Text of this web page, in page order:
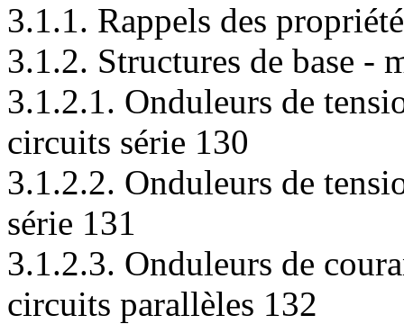
3.1.1. Rappels des
3.1.2. Structures de base -
3.1.2.1. Onduleurs de
circuits série 130
3.1.2.2. Onduleurs de
série 131
3.1.2.3. Onduleurs de
circuits parallèles 132